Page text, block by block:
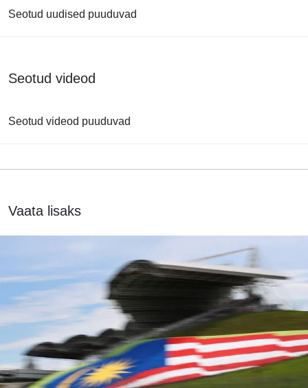
Seotud uudised puuduvad
Seotud videod
Seotud videod puuduvad
Vaata lisaks